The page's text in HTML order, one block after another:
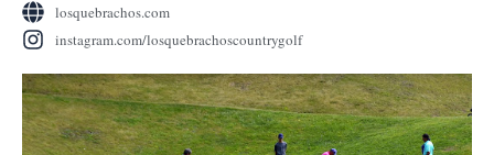
losquebrachos.com
instagram.com/losquebrachoscountrygolf